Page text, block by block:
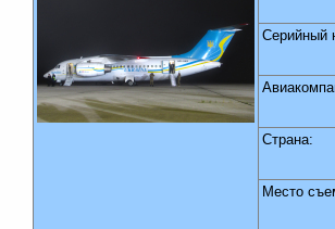
Серийный
Страна:
Место